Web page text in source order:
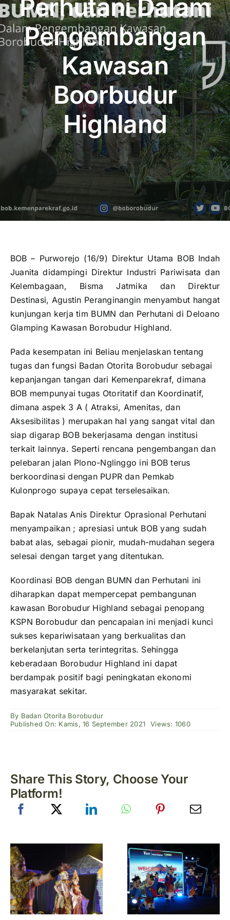
Publikasi
Peta Wisata
BLU
Perhutani Dalam
Pengembangan
Kawasan
Boorbudur
Highland
BOB – Purworejo (16/9) Direktur Utama BOB Indah
Juanita didampingi Direktur Industri Pariwisata dan
Kelembagaan, Bisma Jatmika dan Direktur
Destinasi, Agustin Peranginangin menyambut hangat
kunjungan kerja tim BUMN dan Perhutani di Deloano
Glamping Kawasan Borobudur Highland.
Pada kesempatan ini Beliau menjelaskan tentang
tugas dan fungsi Badan Otorita Borobudur sebagai
kepanjangan tangan dari Kemenparekraf, dimana
BOB mempunyai tugas Otoritatif dan Koordinatif,
dimana aspek 3 A ( Atraksi, Amenitas, dan
Aksesibilitas ) merupakan hal yang sangat vital dan
siap digarap BOB bekerjasama dengan institusi
terkait lainnya. Seperti rencana pengembangan dan
pelebaran jalan Plono-Nglinggo ini BOB terus
berkoordinasi dengan PUPR dan Pemkab
Kulonprogo supaya cepat terselesaikan.
Bapak Natalas Anis Direktur Oprasional Perhutani
menyampaikan ; apresiasi untuk BOB yang sudah
babat alas, sebagai pionir, mudah-mudahan segera
selesai dengan target yang ditentukan.
Koordinasi BOB dengan BUMN dan Perhutani ini
diharapkan dapat mempercepat pembangunan
kawasan Borobudur Highland sebagai penopang
KSPN Borobudur dan pencapaian ini menjadi kunci
sukses kepariwisataan yang berkualitas dan
berkelanjutan serta terintegritas. Sehingga
keberadaan Borobudur Highland ini dapat
berdampak positif bagi peningkatan ekonomi
masyarakat sekitar.
By Badan Otorita Borobudur
Published On: Kamis, 16 September 2021
Views: 1060
Share This Story, Choose Your
Platform!